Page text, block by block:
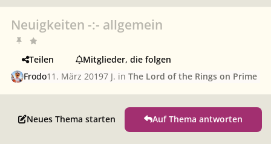
Neuigkeiten -:- allgemein
Teilen
Mitglieder, die folgen
Frodo11. März 20197 J. inThe Lord of the Rings on Prime
Neues Thema starten Auf Thema antworten